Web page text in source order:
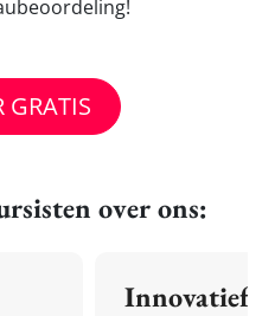
GRATIS
over ons:
Innovatief